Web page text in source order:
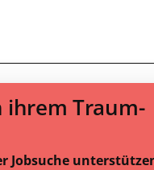
ihrem Traum-
Jobsuche